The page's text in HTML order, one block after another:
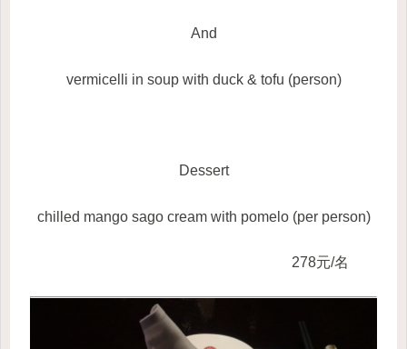
And
vermicelli in soup with duck & tofu (person)
Dessert
chilled mango sago cream with pomelo (per person)
278元/名